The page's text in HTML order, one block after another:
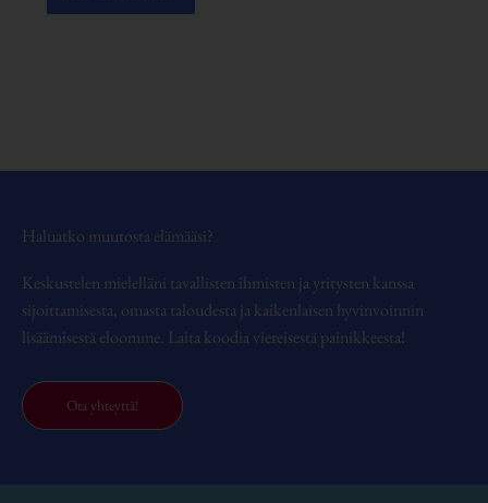
Haluatko muutosta elämääsi?
Keskustelen mielelläni tavallisten ihmisten ja yritysten kanssa
sijoittamisesta, omasta taloudesta ja kaikenlaisen hyvinvoinnin
lisäämisestä eloomme. Laita koodia viereisestä painikkeesta!
Ota yhteyttä!